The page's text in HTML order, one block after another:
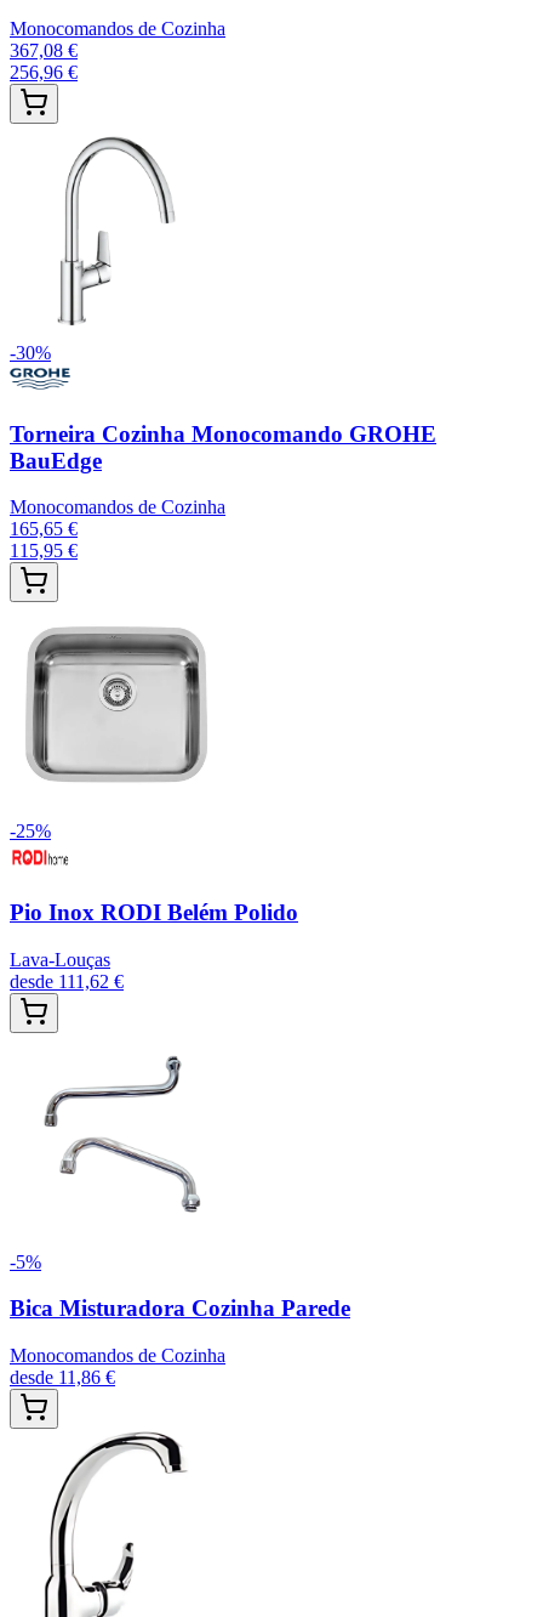
Monocomandos de Cozinha
367,08 €
256,96 €
-30%
Torneira Cozinha Monocomando GROHE
BauEdge
Monocomandos de Cozinha
165,65 €
115,95 €
-25%
Pio Inox RODI Belém Polido
Lava-Louças
desde 111,62 €
-5%
Bica Misturadora Cozinha Parede
Monocomandos de Cozinha
desde 11,86 €